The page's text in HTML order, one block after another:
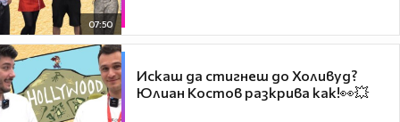
07:50
Искаш да стигнеш до Холивуд?
Юлиан Костов разкрива как!👀💥